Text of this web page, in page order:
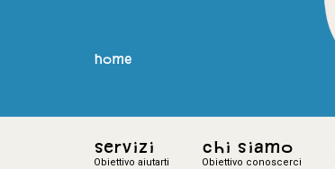
home
Servizi
Obiettivo aiutarti
Chi siamo
Obiettivo conoscerci
home
Servizi
Obiettivo aiutarti
Chi siamo
Obiettivo conoscerci